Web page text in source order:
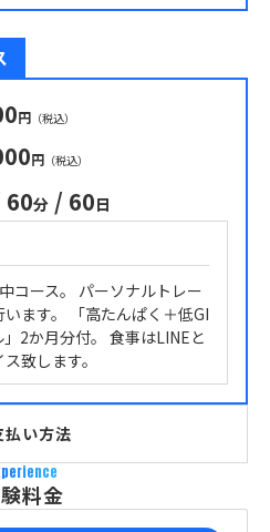
円 （税込）
円 （税込）
60分 / 60日
コース。 パーソナルトレー
ます。 「高たんぱく＋低GI
2か月分付。 食事はLINEと
致します。
払い方法
料金